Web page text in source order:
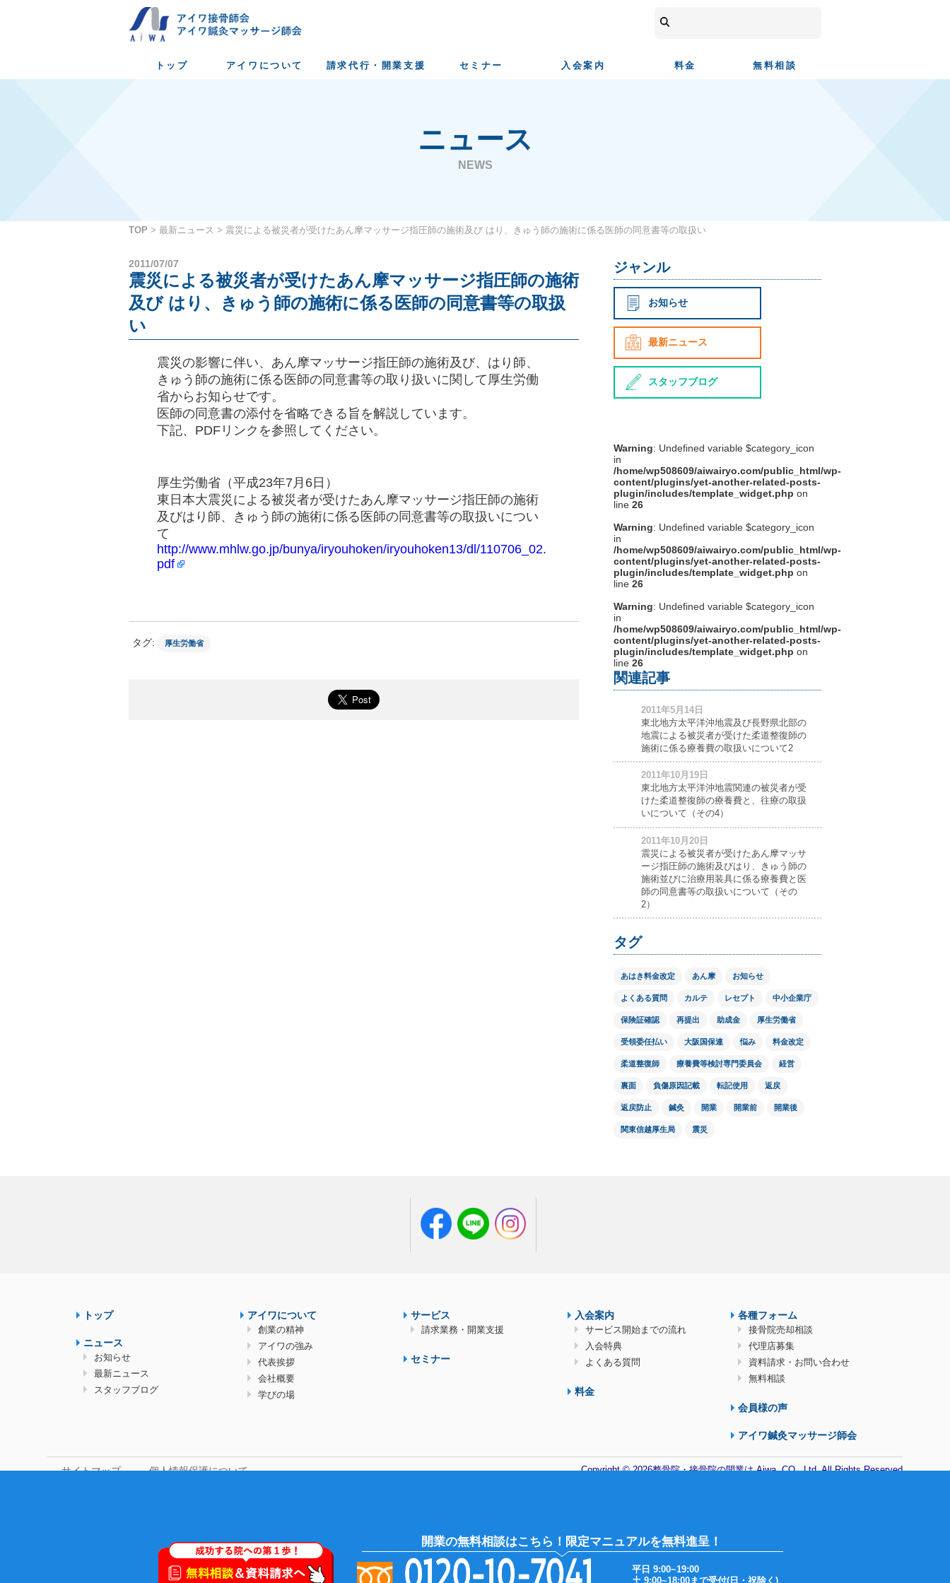
トップ アイワについて 請求代行・開業支援 セミナー 入会案内 料金 無料相談
ニュース
NEWS
TOP > 最新ニュース > 震災による被災者が受けたあん摩マッサージ指圧師の施術及び はり、きゅう師の施術に係る医師の同意書等の取扱い
2011/07/07
震災による被災者が受けたあん摩マッサージ指圧師の施術
及び はり、きゅう師の施術に係る医師の同意書等の取扱
い
震災の影響に伴い、あん摩マッサージ指圧師の施術及び、はり師、
きゅう師の施術に係る医師の同意書等の取り扱いに関して厚生労働
省からお知らせです。
医師の同意書の添付を省略できる旨を解説しています。
下記、PDFリンクを参照してください。
厚生労働省（平成23年7月6日）
東日本大震災による被災者が受けたあん摩マッサージ指圧師の施術
及びはり師、きゅう師の施術に係る医師の同意書等の取扱いについ
て
http://www.mhlw.go.jp/bunya/iryouhoken/iryouhoken13/dl/110706_02.
pdf
タグ: 厚生労働省
ジャンル
お知らせ
最新ニュース
スタッフブログ
Warning: Undefined variable $category_icon
in
/home/wp508609/aiwairyo.com/public_html/wp-
content/plugins/yet-another-related-posts-
plugin/includes/template_widget.php on
line 26
Warning: Undefined variable $category_icon
in
/home/wp508609/aiwairyo.com/public_html/wp-
content/plugins/yet-another-related-posts-
plugin/includes/template_widget.php on
line 26
Warning: Undefined variable $category_icon
in
/home/wp508609/aiwairyo.com/public_html/wp-
content/plugins/yet-another-related-posts-
plugin/includes/template_widget.php on
line 26
関連記事
2011年5月14日
東北地方太平洋沖地震及び長野県北部の
地震による被災者が受けた柔道整復師の
施術に係る療養費の取扱いについて2
2011年10月19日
東北地方太平洋沖地震関連の被災者が受
けた柔道整復師の療養費と、往療の取扱
いについて（その4）
2011年10月20日
震災による被災者が受けたあん摩マッサ
ージ指圧師の施術及びはり、きゅう師の
施術並びに治療用装具に係る療養費と医
師の同意書等の取扱いについて（その
2）
タグ
あはき料金改定 あん摩 お知らせ
よくある質問 カルテ レセプト 中小企業庁
保険証確認 再提出 助成金 厚生労働省
受領委任払い 大阪国保連 悩み 料金改定
柔道整復師 療養費等検討専門委員会 経営
裏面 負傷原因記載 転記使用 返戻
返戻防止 鍼灸 開業 開業前 開業後
関東信越厚生局 震災
トップ
ニュース
お知らせ
最新ニュース
スタッフブログ
アイワについて
創業の精神
アイワの強み
代表挨拶
会社概要
学びの場
サービス
請求業務・開業支援
セミナー
入会案内
サービス開始までの流れ
入会特典
よくある質問
料金
各種フォーム
接骨院売却相談
代理店募集
資料請求・お問い合わせ
無料相談
会員様の声
アイワ鍼灸マッサージ師会
サイトマップ 個人情報保護について Copyright © 2026整骨院・接骨院の開業は Aiwa. CO., Ltd. All Rights Reserved
開業の無料相談はこちら！限定マニュアルを無料進呈！
平日 9:00~19:00
土 9:00~18:00まで受付(日・祝除く)